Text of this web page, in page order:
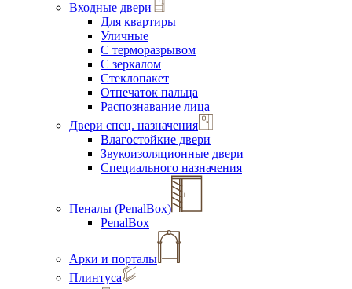
Входные двери
Для квартиры
Уличные
С терморазрывом
С зеркалом
Стеклопакет
Отпечаток пальца
Распознавание лица
Двери спец. назначения
Влагостойкие двери
Звукоизоляционные двери
Специального назначения
Пеналы (PenalBox)
PenalBox
Арки и порталы
Плинтуса